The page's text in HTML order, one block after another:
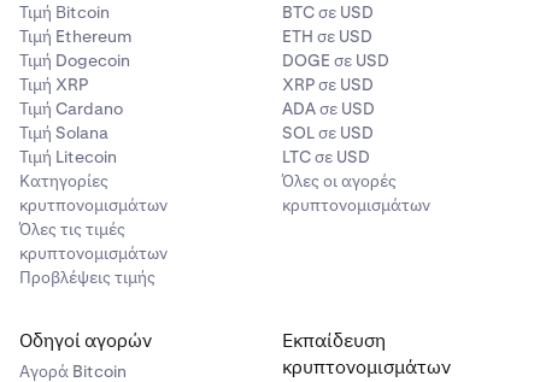
Οι εξαγωγές είναι διαθέσιμες για14 ημέρες.
Τιμή Βitcoin
Τιμή Ethereum
Τιμή Dogecoin
Τιμή XRP
Τιμή Cardano
Τιμή Solana
Τιμή Litecoin
Κατηγορίες
κρυτπονομισμάτων
Όλες τις τιμές
κρυπτονομισμάτων
Προβλέψεις τιμής
BTC σε USD
ETH σε USD
DOGE σε USD
XRP σε USD
ADA σε USD
SOL σε USD
LTC σε USD
Όλες οι αγορές
κρυπτονομισμάτων
Οδηγοί αγορών
Αγορά Bitcoin
Εκπαίδευση
κρυπτονομισμάτων